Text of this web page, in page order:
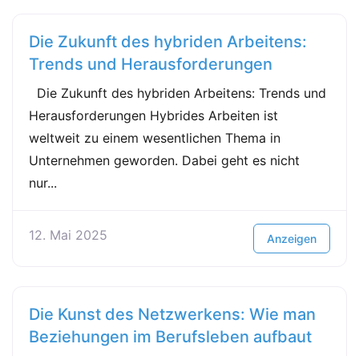
Die Zukunft des hybriden Arbeitens:
Trends und Herausforderungen
Die Zukunft des hybriden Arbeitens: Trends und
Herausforderungen Hybrides Arbeiten ist
weltweit zu einem wesentlichen Thema in
Unternehmen geworden. Dabei geht es nicht
nur...
12. Mai 2025 Anzeigen
Die Kunst des Netzwerkens: Wie man
Beziehungen im Berufsleben aufbaut